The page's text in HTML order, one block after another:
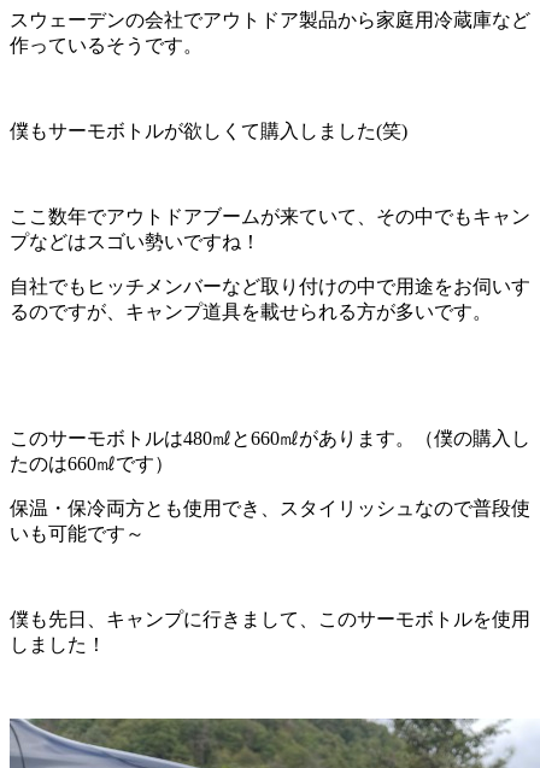
スウェーデンの会社でアウトドア製品から家庭用冷蔵庫など
作っているそうです。
僕もサーモボトルが欲しくて購入しました(笑)
ここ数年でアウトドアブームが来ていて、その中でもキャン
プなどはスゴい勢いですね！
自社でもヒッチメンバーなど取り付けの中で用途をお伺いす
るのですが、キャンプ道具を載せられる方が多いです。
このサーモボトルは480㎖と660㎖があります。（僕の購入し
たのは660㎖です）
保温・保冷両方とも使用でき、スタイリッシュなので普段使
いも可能です～
僕も先日、キャンプに行きまして、このサーモボトルを使用
しました！